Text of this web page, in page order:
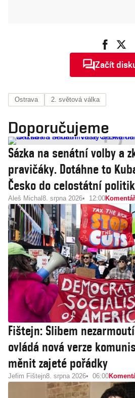
Začít
Ostrava 2. světová válka
Doporučujeme
Sázka na senátní volby a
pravičáky. Dotáhne to
Česko do celostátní
Aleš Michal 8. srpna 2026 12:00
Fištejn: Slibem
ovládá nová verze
měnit zajeté pořádky
Jefim Fištejn8. srpna 2026 06:00